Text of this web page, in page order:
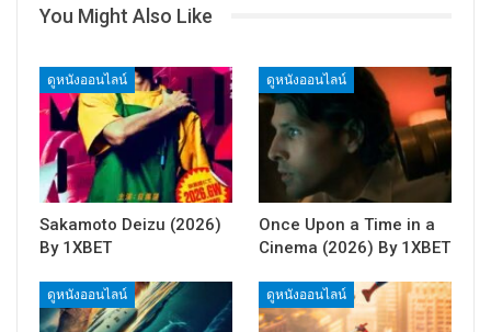
You Might Also Like
ดูหนังออนไลน์
Sakamoto Deizu (2026)
By 1XBET
ดูหนังออนไลน์
Once Upon a Time in a
Cinema (2026) By 1XBET
ดูหนังออนไลน์ ดูหนังออนไลน์